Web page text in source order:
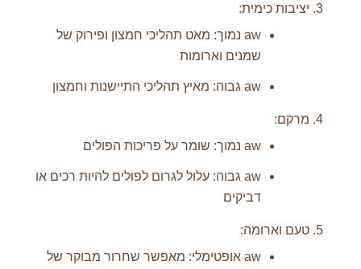
יציבות כימית:
aw נמוך: מאט תהליכי חמצון ופירוק של
שמנים וארומות
aw גבוה: מאיץ תהליכי התיישנות וחמצון
מרקם:
aw נמוך: שומר על פריכות הפולים
aw גבוה: עלול לגרום לפולים להיות רכים או
דביקים
טעם וארומה:
aw אופטימלי: מאפשר שחרור מבוקר של